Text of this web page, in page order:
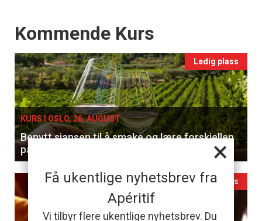
×
Få ukentlige nyhetsbrev fra
Apéritif
Vi tilbyr flere ukentlige nyhetsbrev. Du
Events
Kommende Kurs
Ledig plass
KURS I OSLO, 26. AUGUST
Benytt sjansen til å smake og lære forskjellen
på hvitviner
Ledig plass